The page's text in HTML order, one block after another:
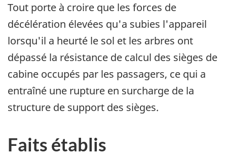
Tout porte à croire que les forces de
décélération élevées qu'a subies l'appareil
lorsqu'il a heurté le sol et les arbres ont
dépassé la résistance de calcul des sièges de
cabine occupés par les passagers, ce qui a
entraîné une rupture en surcharge de la
structure de support des sièges.
Faits établis